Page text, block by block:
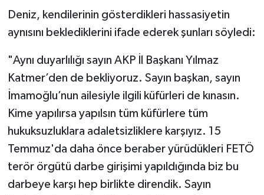
Deniz, kendilerinin gösterdikleri hassasiyetin
aynısını beklediklerini ifade ederek şunları söyledi:
"Aynı duyarlılığı sayın AKP İl Başkanı Yılmaz
Katmer’den de bekliyoruz. Sayın başkan, sayın
İmamoğlu’nun ailesiyle ilgili küfürleri de kınasın.
Kime yapılırsa yapılsın tüm küfürlere tüm
hukuksuzluklara adaletsizliklere karşıyız. 15
Temmuz'da daha önce beraber yürüdükleri FETÖ
terör örgütü darbe girişimi yapıldığında biz bu
darbeye karşı hep birlikte direndik. Sayın